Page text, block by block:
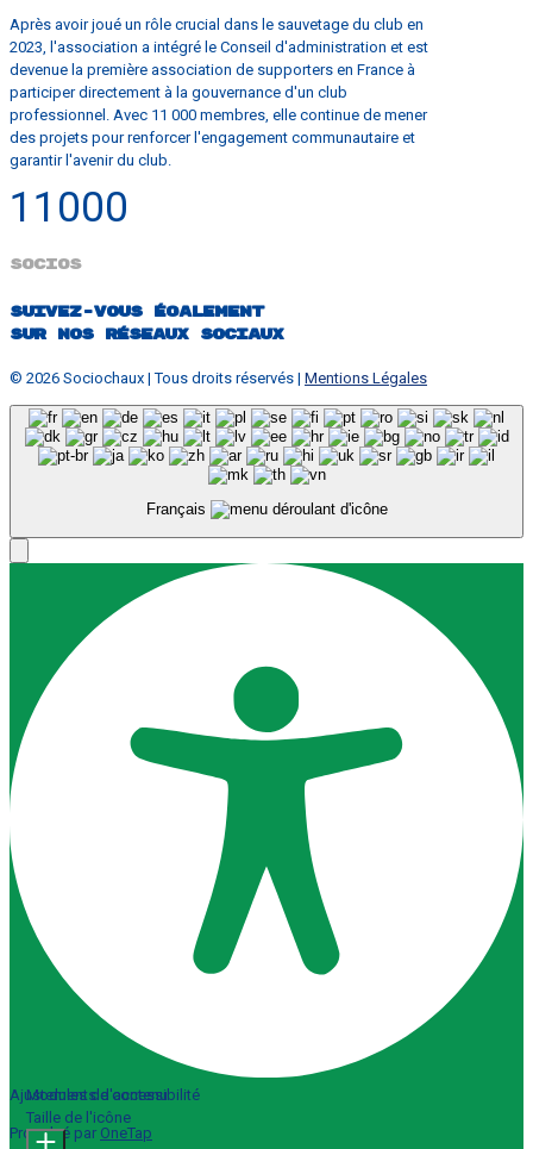
Après avoir joué un rôle crucial dans le sauvetage du club en
2023, l'association a intégré le Conseil d'administration et est
devenue la première association de supporters en France à
participer directement à la gouvernance d'un club
professionnel. Avec 11 000 membres, elle continue de mener
des projets pour renforcer l'engagement communautaire et
garantir l'avenir du club.
11000
SOCIOS
Suivez-vous également
sur nos réseaux sociaux
© 2026 Sociochaux | Tous droits réservés | Mentions Légales
Français
Ajustements d'accessibilité
Propulsé par OneTap
Modules de contenu
Taille de l'icône